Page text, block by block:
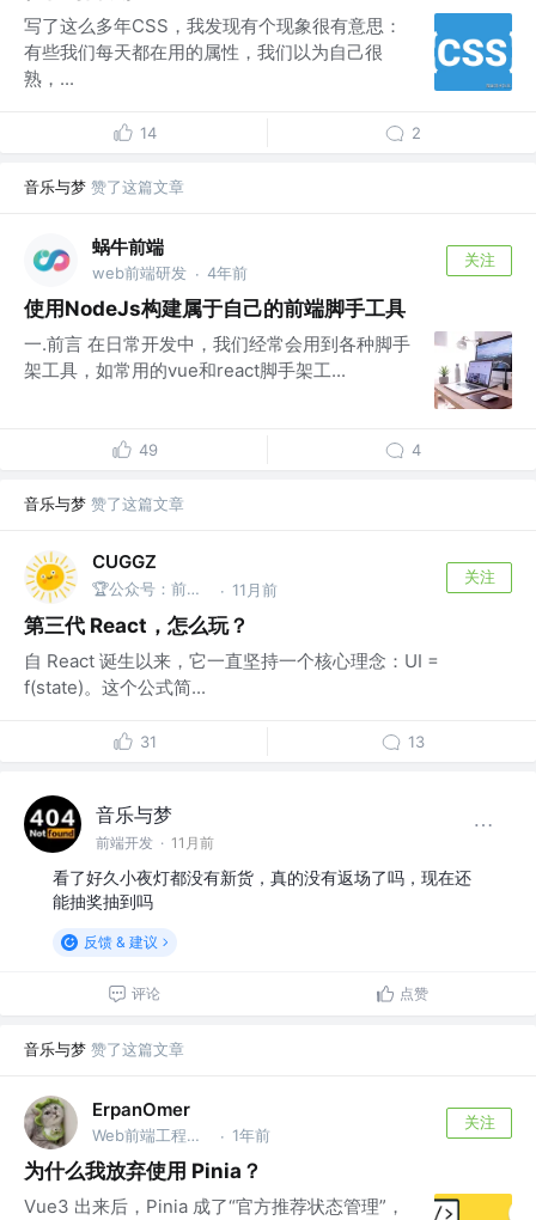
写了这么多年CSS，我发现有个现象很有意思：
有些我们每天都在用的属性，我们以为自己很
熟，...
14 2
音乐与梦 赞了这篇文章
蜗牛前端
web前端研发 · 4年前
关注
使用NodeJs构建属于自己的前端脚手工具
一.前言 在日常开发中，我们经常会用到各种脚手
架工具，如常用的vue和react脚手架工...
49 4
音乐与梦 赞了这篇文章
CUGGZ
🏆公众号：前端充电宝 · 11月前
关注
第三代 React，怎么玩？
自 React 诞生以来，它一直坚持一个核心理念：UI =
f(state)。这个公式简...
31 13
音乐与梦
前端开发 · 11月前
看了好久小夜灯都没有新货，真的没有返场了吗，现在还
能抽奖抽到吗
反馈 & 建议
评论 点赞
音乐与梦 赞了这篇文章
ErpanOmer
Web前端工程师 @跨境 · 1年前
关注
为什么我放弃使用 Pinia？
Vue3 出来后，Pinia 成了“官方推荐状态管理”，